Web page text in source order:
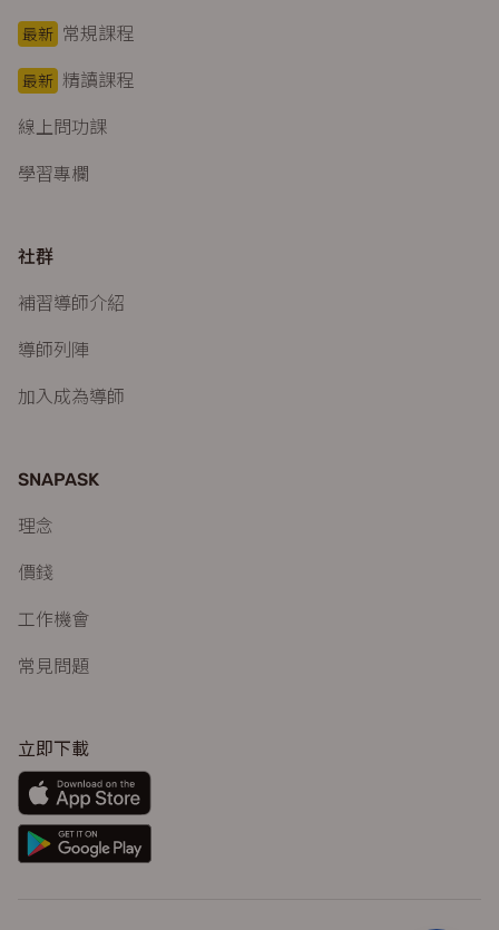
最新 常規課程
最新 精讀課程
線上問功課
學習專欄
社群
補習導師介紹
導師列陣
加入成為導師
SNAPASK
理念
價錢
工作機會
常見問題
立即下載